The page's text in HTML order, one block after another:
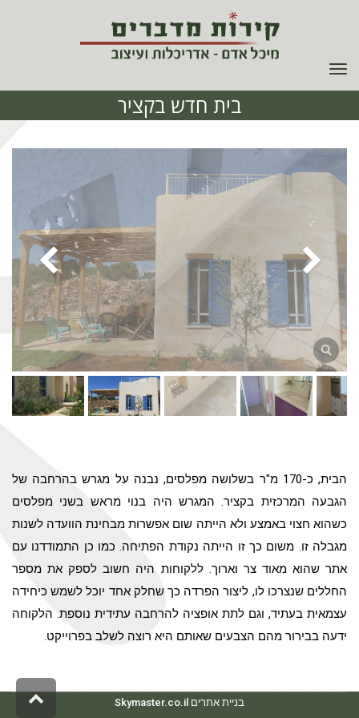
תפריט
בית חדש בקציר
הבית, כ-170 מ"ר בשלושה מפלסים, נבנה על מגרש בהרחבה של
הגבעה המרכזית בקציר. המגרש היה בנוי מראש בשני מפלסים
כשהוא חצוי באמצע ולא הייתה שום אפשרות מבחינת הוועדה לשנות
מגבלה זו. משום כך זו הייתה נקודת הפתיחה. כמו כן התמודדנו עם
אתר שהוא מאוד צר וארוך. ללקוחות היה חשוב לספק את מספר
החללים שנצרכו לו, ליצור הפרדה כך שחלק אחד יוכל לשמש כיחידה
עצמאית בעתיד, וגם לתת אופציה להרחבה עתידית נוספת. הלקוחה